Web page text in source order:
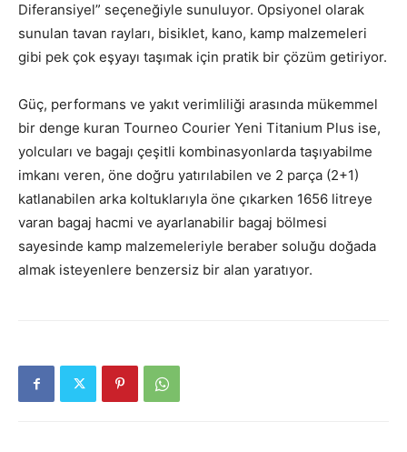
Diferansiyel” seçeneğiyle sunuluyor. Opsiyonel olarak
sunulan tavan rayları, bisiklet, kano, kamp malzemeleri
gibi pek çok eşyayı taşımak için pratik bir çözüm getiriyor.
Güç, performans ve yakıt verimliliği arasında mükemmel
bir denge kuran Tourneo Courier Yeni Titanium Plus ise,
yolcuları ve bagajı çeşitli kombinasyonlarda taşıyabilme
imkanı veren, öne doğru yatırılabilen ve 2 parça (2+1)
katlanabilen arka koltuklarıyla öne çıkarken 1656 litreye
varan bagaj hacmi ve ayarlanabilir bagaj bölmesi
sayesinde kamp malzemeleriyle beraber soluğu doğada
almak isteyenlere benzersiz bir alan yaratıyor.